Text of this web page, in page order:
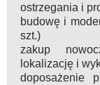
ostrzegania i
budowę i
szt.)
zakup
lokalizację i
doposażenie